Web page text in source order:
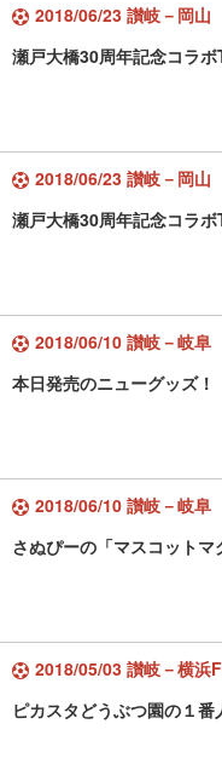
2018/06/23 讃岐－岡山
瀬戸大橋30周年記念コラボ
2018/06/23 讃岐－岡山
瀬戸大橋30周年記念コラボ
2018/06/10 讃岐－岐阜
本日発売のニューグッズ！
2018/06/10 讃岐－岐阜
さぬぴーの「マスコットマ
2018/05/03 讃岐－横浜
ピカスタどうぶつ園の１番